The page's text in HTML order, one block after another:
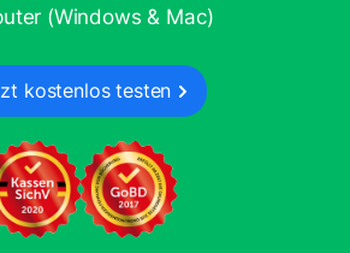
(Windows & Mac)
kostenlos testen